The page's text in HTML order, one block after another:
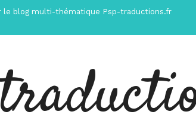
le blog multi-thématique Psp-traductions.fr